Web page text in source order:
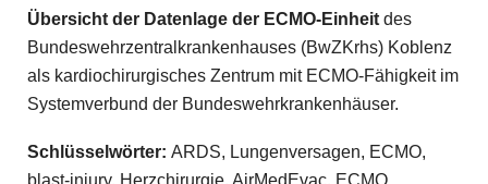
Übersicht der Datenlage der ECMO-Einheit des
Bundeswehrzentralkrankenhauses (BwZKrhs) Koblenz
als kardiochirurgisches Zentrum mit ECMO-Fähigkeit im
Systemverbund der Bundeswehrkrankenhäuser.
Schlüsselwörter: ARDS, Lungenversagen, ECMO,
blast-injury, Herzchirurgie, AirMedEvac, ECMO